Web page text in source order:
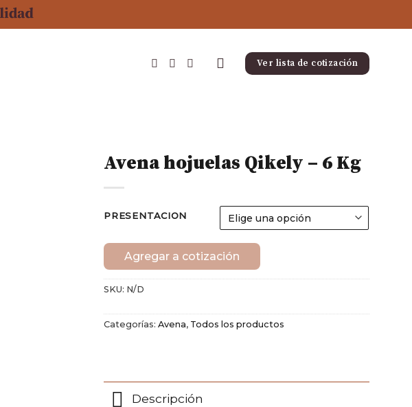
Ver lista de cotización
Avena hojuelas Qikely – 6 Kg
PRESENTACION
Agregar a cotización
SKU: N/D
Categorías:Avena, Todos los productos
Descripción